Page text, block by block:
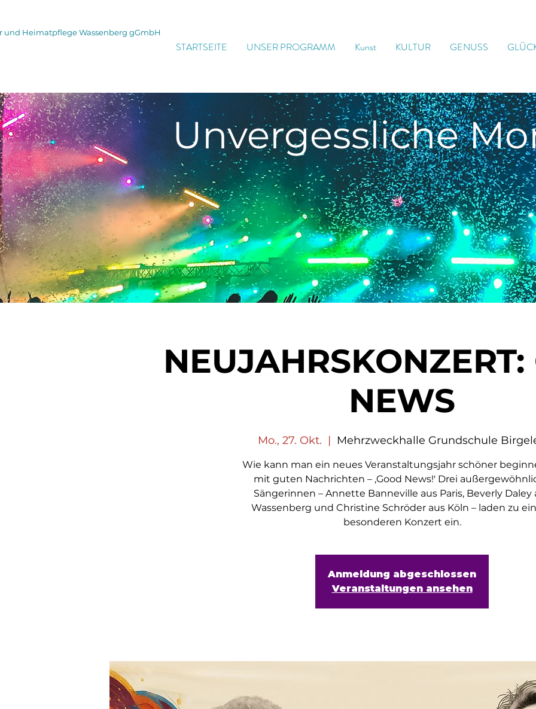
und Heimatpflege Wassenberg gGmbH
STARTSEITE UNSER PROGRAMM Kunst KULTUR GENUSS
Unvergessliche
NEWS
Mo., 27. Okt.
  |
Mehrzweckhalle Grundschule
Wie kann man ein neues Veranstaltungsjahr schöner
mit guten Nachrichten – ,Good News!' Drei
Sängerinnen – Annette Banneville aus Paris, Beverly Daley
Wassenberg und Christine Schröder aus Köln – laden zu
besonderen Konzert ein.
Anmeldung abgeschlossen
Veranstaltungen ansehen